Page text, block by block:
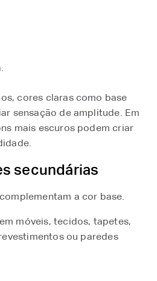
cores claras como base
sensação de amplitude. Em
mais escuros podem criar
secundárias
a cor base.
móveis, tecidos, tapetes,
ou paredes